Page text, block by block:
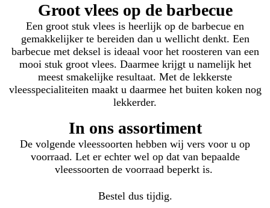
Groot vlees op de barbecue
Een groot stuk vlees is heerlijk op de barbecue en
gemakkelijker te bereiden dan u wellicht denkt. Een
barbecue met deksel is ideaal voor het roosteren van een
mooi stuk groot vlees. Daarmee krijgt u namelijk het
meest smakelijke resultaat. Met de lekkerste
vleesspecialiteiten maakt u daarmee het buiten koken nog
lekkerder.
In ons assortiment
De volgende vleessoorten hebben wij vers voor u op
voorraad. Let er echter wel op dat van bepaalde
vleessoorten de voorraad beperkt is.
Bestel dus tijdig.